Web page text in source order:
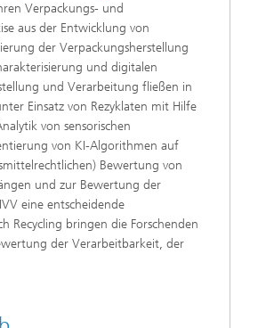
Verpackungs- und
aus der Entwicklung von
der Verpackungsherstellung
und digitalen
und Verarbeitung fließen in
Einsatz von Rezyklaten mit Hilfe
von sensorischen
von KI-Algorithmen auf
Bewertung von
und zur Bewertung der
eine entscheidende
Recycling bringen die Forschenden
der Verarbeitbarkeit, der